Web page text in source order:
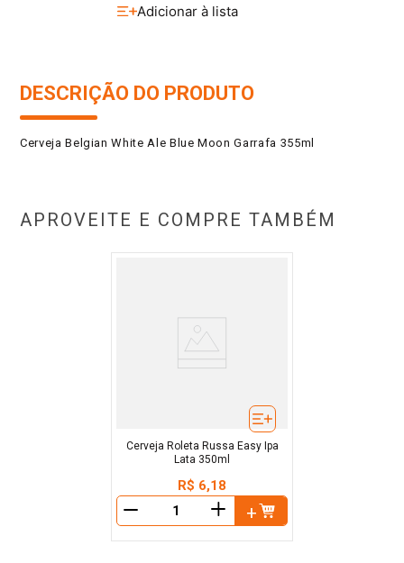
DESCRIÇÃO DO PRODUTO
Cerveja Belgian White Ale Blue Moon Garrafa 355ml
APROVEITE E COMPRE TAMBÉM
Cerveja Roleta Russa Easy Ipa
Lata 350ml
R$ 6,18
＋